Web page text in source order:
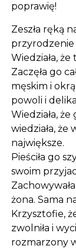
poprawię!
Zeszła ręką
przyrodzenie
Wiedziała, że
Zaczęła go
męskim i
powoli i
Wiedziała, że
wiedziała,
największe.
Pieściła go
swoim
żona. Sama
Krzysztofie,
zwolniła i
rozmarzony